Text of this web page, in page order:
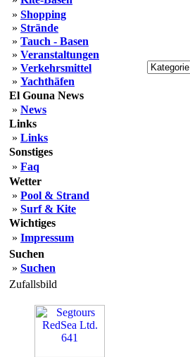
» Shopping
» Strände
» Tauch - Basen
» Veranstaltungen
» Verkehrsmittel
» Yachthäfen
El Gouna News
» News
Links
» Links
Sonstiges
» Faq
Wetter
» Pool & Strand
» Surf & Kite
Wichtiges
» Impressum
Suchen
» Suchen
Zufallsbild